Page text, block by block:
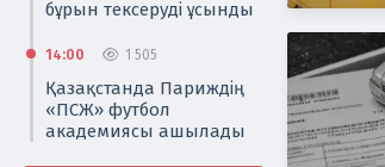
бұрын тексеруді ұсынды
14:00 1 505
Қазақстанда Париждің
«ПСЖ» футбол
академиясы ашылады